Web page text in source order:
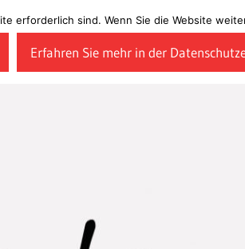
erforderlich sind. Wenn Sie die Website
Erfahren Sie mehr in der